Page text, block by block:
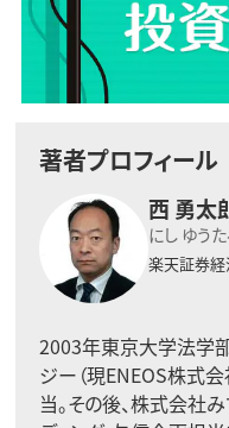
著者プロフィール
西 勇太
にし ゆう
楽天証券
2003年東京大学法学
ジー（現ENEOS株式
当。その後、株式会社